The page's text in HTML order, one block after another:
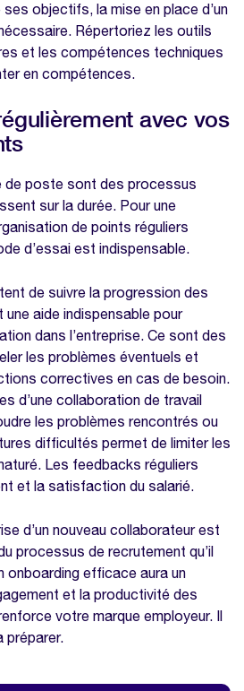
ses objectifs, la mise en place d’un
Répertoriez les outils
et les compétences techniques
en compétences.
avec vos
de poste sont des processus
sur la durée. Pour une
de points réguliers
d’essai est indispensable.
de suivre la progression des
aide indispensable pour
dans l’entreprise. Ce sont des
les problèmes éventuels et
correctives en cas de besoin.
d’une collaboration de travail
les problèmes rencontrés ou
difficultés permet de limiter les
Les feedbacks réguliers
et la satisfaction du salarié.
d’un nouveau collaborateur est
processus de recrutement qu’il
onboarding efficace aura un
et la productivité des
votre marque employeur. Il
préparer.